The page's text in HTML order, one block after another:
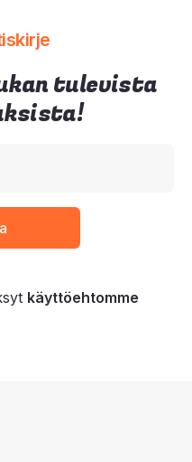
tulevista
käyttöehtomme